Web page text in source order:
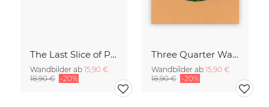
The Last Slice of Pizza
Wandbilder ab 15,90 €
18,90 € -20%
Three Quarter Watermelon
Wandbilder ab 15,90 €
18,90 € -20%